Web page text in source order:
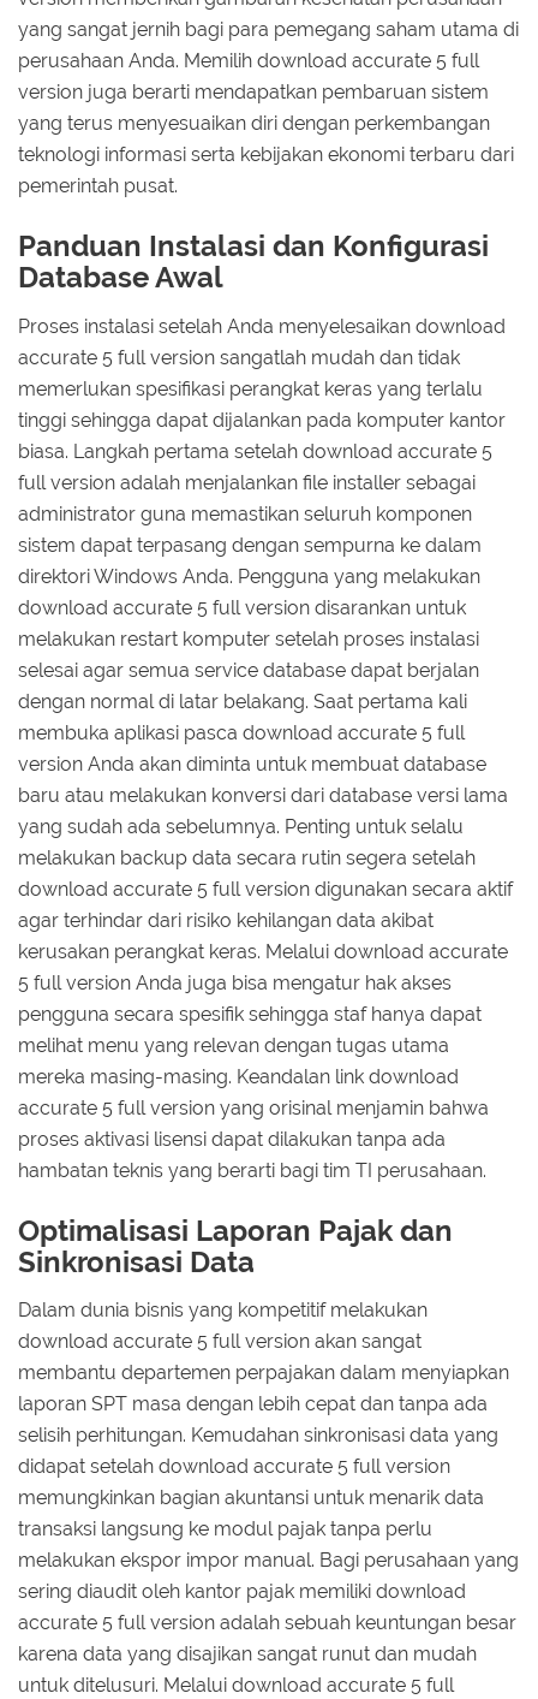
yang sangat jernih bagi para pemegang saham utama di
perusahaan Anda. Memilih download accurate 5 full
version juga berarti mendapatkan pembaruan sistem
yang terus menyesuaikan diri dengan perkembangan
teknologi informasi serta kebijakan ekonomi terbaru dari
pemerintah pusat.
Panduan Instalasi dan Konfigurasi
Database Awal
Proses instalasi setelah Anda menyelesaikan download
accurate 5 full version sangatlah mudah dan tidak
memerlukan spesifikasi perangkat keras yang terlalu
tinggi sehingga dapat dijalankan pada komputer kantor
biasa. Langkah pertama setelah download accurate 5
full version adalah menjalankan file installer sebagai
administrator guna memastikan seluruh komponen
sistem dapat terpasang dengan sempurna ke dalam
direktori Windows Anda. Pengguna yang melakukan
download accurate 5 full version disarankan untuk
melakukan restart komputer setelah proses instalasi
selesai agar semua service database dapat berjalan
dengan normal di latar belakang. Saat pertama kali
membuka aplikasi pasca download accurate 5 full
version Anda akan diminta untuk membuat database
baru atau melakukan konversi dari database versi lama
yang sudah ada sebelumnya. Penting untuk selalu
melakukan backup data secara rutin segera setelah
download accurate 5 full version digunakan secara aktif
agar terhindar dari risiko kehilangan data akibat
kerusakan perangkat keras. Melalui download accurate
5 full version Anda juga bisa mengatur hak akses
pengguna secara spesifik sehingga staf hanya dapat
melihat menu yang relevan dengan tugas utama
mereka masing-masing. Keandalan link download
accurate 5 full version yang orisinal menjamin bahwa
proses aktivasi lisensi dapat dilakukan tanpa ada
hambatan teknis yang berarti bagi tim TI perusahaan.
Optimalisasi Laporan Pajak dan
Sinkronisasi Data
Dalam dunia bisnis yang kompetitif melakukan
download accurate 5 full version akan sangat
membantu departemen perpajakan dalam menyiapkan
laporan SPT masa dengan lebih cepat dan tanpa ada
selisih perhitungan. Kemudahan sinkronisasi data yang
didapat setelah download accurate 5 full version
memungkinkan bagian akuntansi untuk menarik data
transaksi langsung ke modul pajak tanpa perlu
melakukan ekspor impor manual. Bagi perusahaan yang
sering diaudit oleh kantor pajak memiliki download
accurate 5 full version adalah sebuah keuntungan besar
karena data yang disajikan sangat runut dan mudah
untuk ditelusuri. Melalui download accurate 5 full